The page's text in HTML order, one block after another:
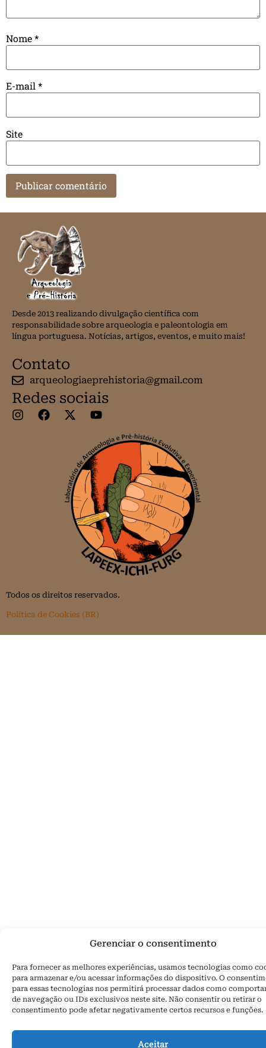
Gerenciar o consentimento
Para fornecer as melhores experiências, usamos tecnologias como
para armazenar e/ou acessar informações do dispositivo. O
para essas tecnologias nos permitirá processar dados como
de navegação ou IDs exclusivos neste site. Não consentir ou retirar o
consentimento pode afetar negativamente certos recursos e funções.
Aceitar
Nome*
E-mail*
Site
Desde 2013 realizando divulgação científica com
responsabilidade sobre arqueologia e paleontologia em
língua portuguesa. Notícias, artigos, eventos, e muito mais!
Contato
arqueologiaeprehistoria@gmail.com
Redes sociais
Todos os direitos reservados.
Política de Cookies (BR)